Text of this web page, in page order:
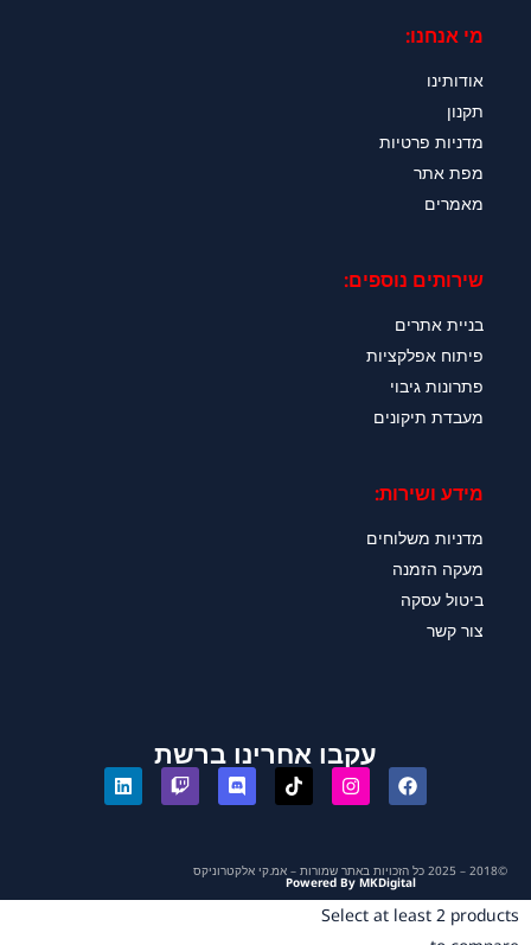
מי אנחנו:
אודותינו
תקנון
מדניות פרטיות
מפת אתר
מאמרים
שירותים נוספים:
בניית אתרים
פיתוח אפלקציות
פתרונות גיבוי
מעבדת תיקונים
מידע ושירות:
מדניות משלוחים
מעקה הזמנה
ביטול עסקה
צור קשר
עקבו אחרינו ברשת
©2018 – 2025 כל הזכויות באתר שמורות – אמ.קי אלקטרוניקס
Powered By MKDigital
Select at least 2 products